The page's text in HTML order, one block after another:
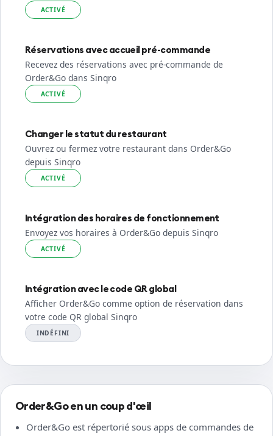
ACTIVÉ
Réservations avec accueil pré-commande
Recevez des réservations avec pré-commande de
Order&Go dans Sinqro
ACTIVÉ
Changer le statut du restaurant
Ouvrez ou fermez votre restaurant dans Order&Go
depuis Sinqro
ACTIVÉ
Intégration des horaires de fonctionnement
Envoyez vos horaires à Order&Go depuis Sinqro
ACTIVÉ
Intégration avec le code QR global
Afficher Order&Go comme option de réservation dans
votre code QR global Sinqro
INDÉFINI
Order&Go en un coup d'œil
Order&Go est répertorié sous apps de commandes de